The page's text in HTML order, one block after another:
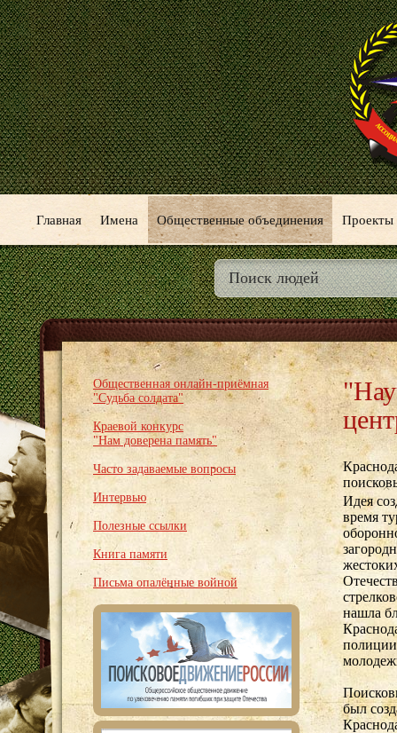
Главная Имена Общественные объединения Проекты
Общественная онлайн-приёмная
"Судьба солдата"
Краевой конкурс
"Нам доверена память"
Часто задаваемые вопросы
Интервью
Полезные ссылки
Книга памяти
Письма опалённые войной
Идея
время
нашла
был